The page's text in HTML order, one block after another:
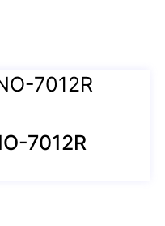
7012R